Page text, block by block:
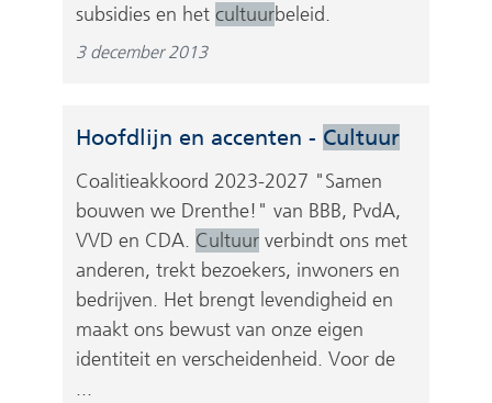
subsidies en het cultuurbeleid.
3 december 2013
Hoofdlijn en accenten - Cultuur
Coalitieakkoord 2023-2027 "Samen
bouwen we Drenthe!" van BBB, PvdA,
VVD en CDA. Cultuurverbindt ons met
anderen, trekt bezoekers, inwoners en
bedrijven. Het brengt levendigheid en
maakt ons bewust van onze eigen
identiteit en verscheidenheid. Voor de
...